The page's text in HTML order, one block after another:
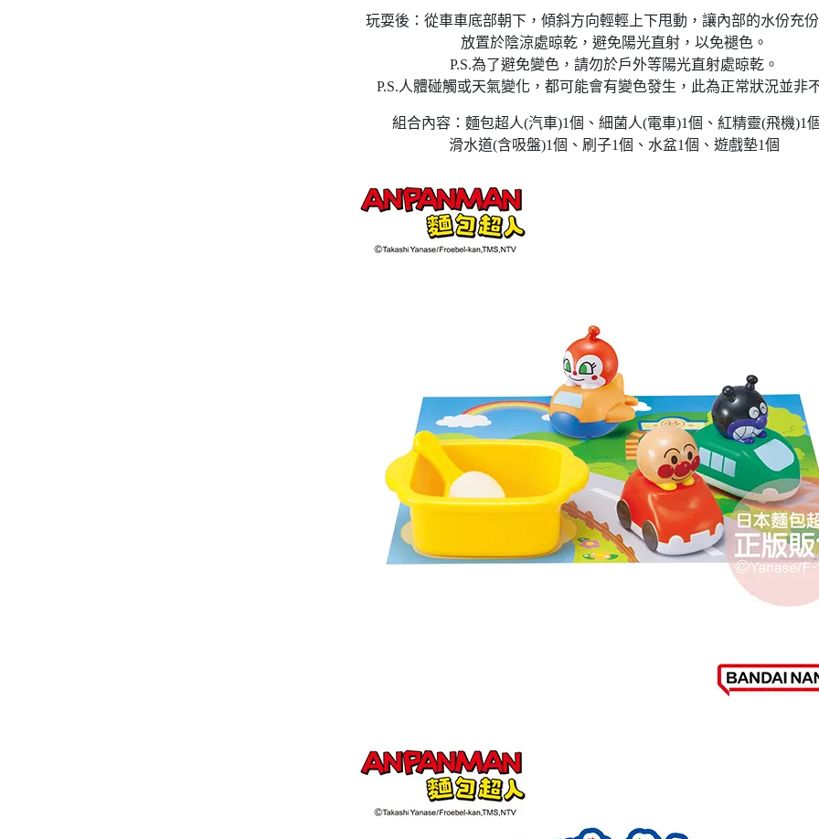
玩耍後：從車車底部朝下，傾斜方向輕輕上下甩動，讓內部的水份充份
放置於陰涼處晾乾，避免陽光直射，以免褪色。
P.S.為了避免變色，請勿於戶外等陽光直射處晾乾。
P.S.人體碰觸或天氣變化，都可能會有變色發生，此為正常狀況並非
組合內容：麵包超人(汽車)1個、細菌人(電車)1個、紅精靈(飛機)1
滑水道(含吸盤)1個、刷子1個、水盆1個、遊戲墊1個